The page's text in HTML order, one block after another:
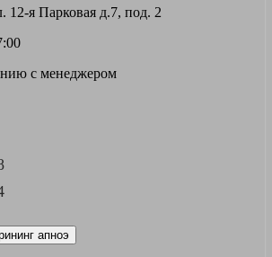
12-я Парковая д.7, под. 2
с менеджером
апноэ